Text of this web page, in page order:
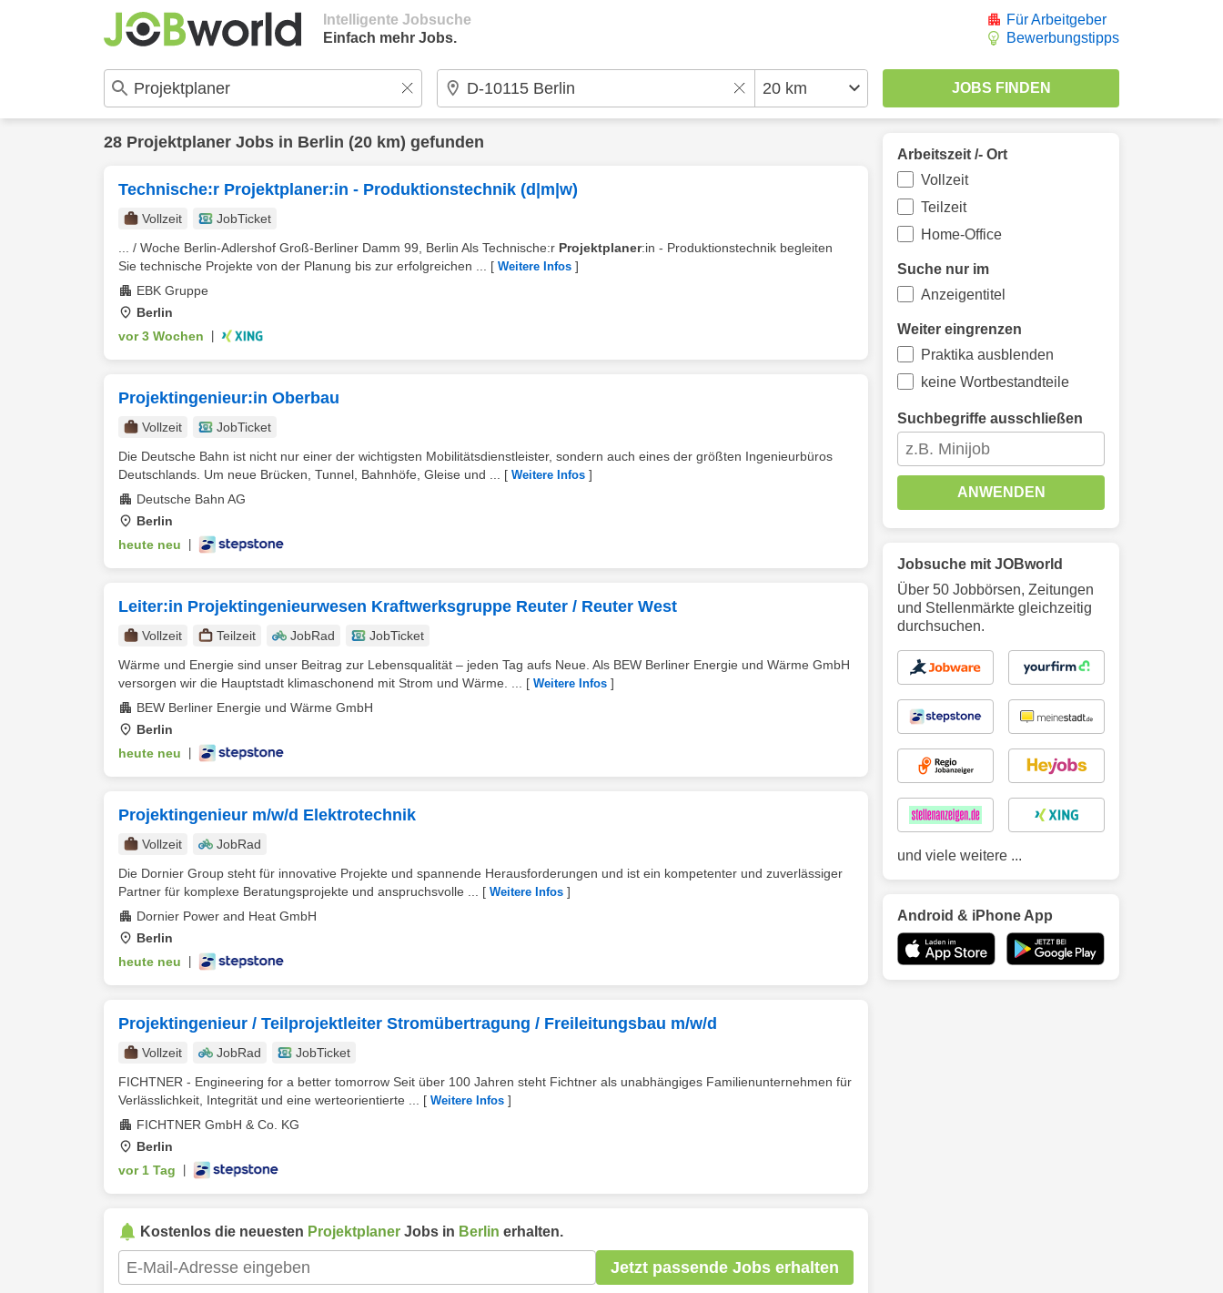
Intelligente Jobsuche
Einfach mehr Jobs.
Für Arbeitgeber
Bewerbungstipps
28 Projektplaner Jobs in Berlin (20 km) gefunden
Technische:r Projektplaner:in - Produktionstechnik (d|m|w)
Vollzeit
JobTicket
... / Woche Berlin-Adlershof Groß-Berliner Damm 99, Berlin Als Technische:r Projektplaner:in - Produktionstechnik begleiten
Sie technische Projekte von der Planung bis zur erfolgreichen ...
[ Weitere Infos ]
EBK Gruppe
Berlin
vor 3 Wochen
Projektingenieur:in Oberbau
Vollzeit
JobTicket
Die Deutsche Bahn ist nicht nur einer der wichtigsten Mobilitätsdienstleister, sondern auch eines der größten Ingenieurbüros
Deutschlands. Um neue Brücken, Tunnel, Bahnhöfe, Gleise und ...
[ Weitere Infos ]
Deutsche Bahn AG
Berlin
heute neu
Leiter:in Projektingenieurwesen Kraftwerksgruppe Reuter / Reuter West
Vollzeit Teilzeit JobRad
JobTicket
Wärme und Energie sind unser Beitrag zur Lebensqualität – jeden Tag aufs Neue. Als BEW Berliner Energie und Wärme GmbH
versorgen wir die Hauptstadt klimaschonend mit Strom und Wärme. ...
[ Weitere Infos ]
BEW Berliner Energie und Wärme GmbH
Berlin
heute neu
Projektingenieur m/w/d Elektrotechnik
Vollzeit
JobRad
Die Dornier Group steht für innovative Projekte und spannende Herausforderungen und ist ein kompetenter und zuverlässiger
Partner für komplexe Beratungsprojekte und anspruchsvolle ...
[ Weitere Infos ]
Dornier Power and Heat GmbH
Berlin
heute neu
Projektingenieur / Teilprojektleiter Stromübertragung / Freileitungsbau m/w/d
Vollzeit JobRad
JobTicket
FICHTNER - Engineering for a better tomorrow Seit über 100 Jahren steht Fichtner als unabhängiges Familienunternehmen für
Verlässlichkeit, Integrität und eine werteorientierte ...
[ Weitere Infos ]
FICHTNER GmbH & Co. KG
Berlin
vor 1 Tag
Kostenlos die neuesten Projektplaner Jobs in Berlin erhalten.
Jetzt passende Jobs erhalten
Arbeitszeit /- Ort
Vollzeit
Teilzeit
Home-Office
Suche nur im
Anzeigentitel
Weiter eingrenzen
Praktika ausblenden
keine Wortbestandteile
Suchbegriffe ausschließen
ANWENDEN
Jobsuche mit JOBworld
Über 50 Jobbörsen, Zeitungen
und Stellenmärkte gleichzeitig
durchsuchen.
und viele weitere ...
Android & iPhone App